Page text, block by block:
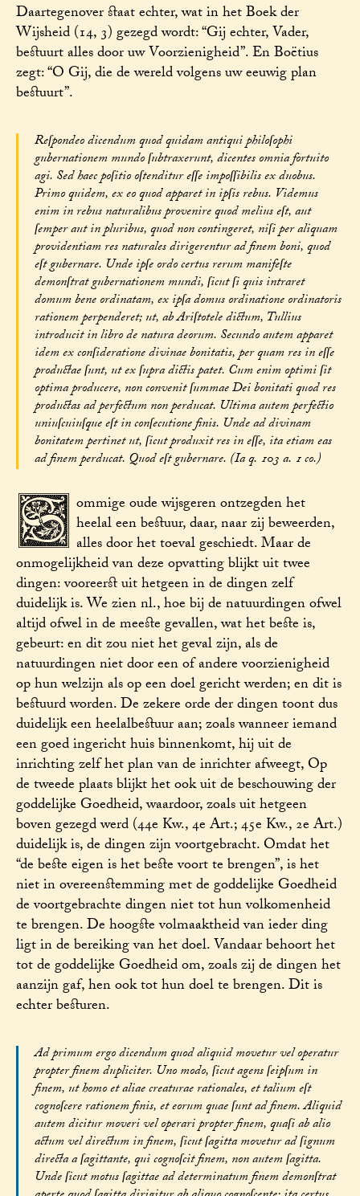
Daartegenover staat echter, wat in het Boek der
Wijsheid (14, 3) gezegd wordt: “Gij echter, Vader,
bestuurt alles door uw Voorzienigheid”. En Boëtius
zegt: “O Gij, die de wereld volgens uw eeuwig plan
bestuurt”.
Reſpondeo dicendum quod quidam antiqui philoſophi
gubernationem mundo ſubtraxerunt, dicentes omnia fortuito
agi. Sed haec poſitio oſtenditur eſſe impoſſibilis ex duobus.
Primo quidem, ex eo quod apparet in ipſis rebus. Videmus
enim in rebus naturalibus provenire quod melius eſt, aut
ſemper aut in pluribus, quod non contingeret, niſi per aliquam
providentiam res naturales dirigerentur ad finem boni, quod
eſt gubernare. Unde ipſe ordo certus rerum manifeſte
demonſtrat gubernationem mundi, ſicut ſi quis intraret
domum bene ordinatam, ex ipſa domus ordinatione ordinatoris
rationem perpenderet; ut, ab Ariſtotele dictum, Tullius
introducit in libro de natura deorum. Secundo autem apparet
idem ex conſideratione divinae bonitatis, per quam res in eſſe
productae ſunt, ut ex ſupra dictis patet. Cum enim optimi ſit
optima producere, non convenit ſummae Dei bonitati quod res
productas ad perfectum non perducat. Ultima autem perfectio
uniuſcuiuſque eſt in conſecutione finis. Unde ad divinam
bonitatem pertinet ut, ſicut produxit res in eſſe, ita etiam eas
ad finem perducat. Quod eſt gubernare. (Ia q. 103 a. 1 co.)
S ommige oude wijsgeren ontzegden het
heelal een bestuur, daar, naar zij beweerden,
alles door het toeval geschiedt. Maar de
onmogelijkheid van deze opvatting blijkt uit twee
dingen: vooreerst uit hetgeen in de dingen zelf
duidelijk is. We zien nl., hoe bij de natuurdingen ofwel
altijd ofwel in de meeste gevallen, wat het beste is,
gebeurt: en dit zou niet het geval zijn, als de
natuurdingen niet door een of andere voorzienigheid
op hun welzijn als op een doel gericht werden; en dit is
bestuurd worden. De zekere orde der dingen toont dus
duidelijk een heelalbestuur aan; zoals wanneer iemand
een goed ingericht huis binnenkomt, hij uit de
inrichting zelf het plan van de inrichter afweegt, Op
de tweede plaats blijkt het ook uit de beschouwing der
goddelijke Goedheid, waardoor, zoals uit hetgeen
boven gezegd werd (44e Kw., 4e Art.; 45e Kw., 2e Art.)
duidelijk is, de dingen zijn voortgebracht. Omdat het
“de beste eigen is het beste voort te brengen”, is het
niet in overeenstemming met de goddelijke Goedheid
de voortgebrachte dingen niet tot hun volkomenheid
te brengen. De hoogste volmaaktheid van ieder ding
ligt in de bereiking van het doel. Vandaar behoort het
tot de goddelijke Goedheid om, zoals zij de dingen het
aanzijn gaf, hen ook tot hun doel te brengen. Dit is
echter besturen.
Ad primum ergo dicendum quod aliquid movetur vel operatur
propter finem dupliciter. Uno modo, ſicut agens ſeipſum in
finem, ut homo et aliae creaturae rationales, et talium eſt
cognoſcere rationem finis, et eorum quae ſunt ad finem. Aliquid
autem dicitur moveri vel operari propter finem, quaſi ab alio
actum vel directum in finem, ſicut ſagitta movetur ad ſignum
directa a ſagittante, qui cognoſcit finem, non autem ſagitta.
Unde ſicut motus ſagittae ad determinatum finem demonſtrat